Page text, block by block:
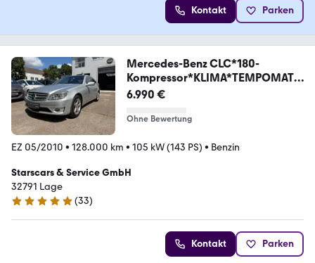
Kontakt Parken
Mercedes-Benz CLC*180-
Kompressor*KLIMA*TEMPOMAT*
PDC*TEILLEDER*
6.990 €
Ohne Bewertung
EZ 05/2010 • 128.000 km • 105 kW (143 PS) • Benzin
Starscars & Service GmbH
32791 Lage
5 Sterne
(33)
Kontakt Parken